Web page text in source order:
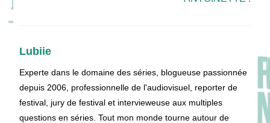
Lubiie
Experte dans le domaine des séries, blogueuse passionnée
depuis 2006, professionnelle de l'audiovisuel, reporter de
festival, jury de festival et intervieweuse aux multiples
questions en séries. Tout mon monde tourne autour de